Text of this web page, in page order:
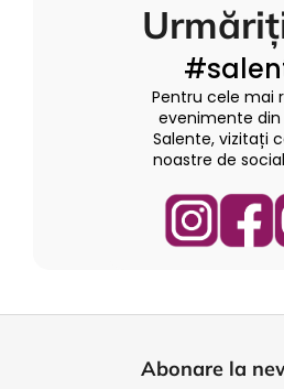
Pentru cele mai
evenimente
Salente, vizitați
noastre de
Abonare la